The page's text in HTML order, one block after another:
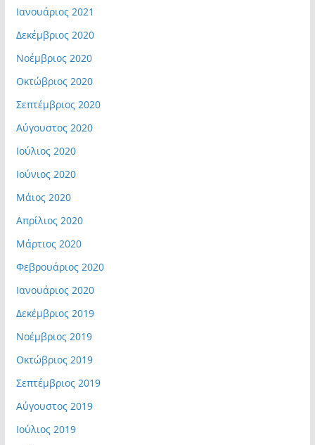
Ιανουάριος 2021
Δεκέμβριος 2020
Νοέμβριος 2020
Οκτώβριος 2020
Σεπτέμβριος 2020
Αύγουστος 2020
Ιούλιος 2020
Ιούνιος 2020
Μάιος 2020
Απρίλιος 2020
Μάρτιος 2020
Φεβρουάριος 2020
Ιανουάριος 2020
Δεκέμβριος 2019
Νοέμβριος 2019
Οκτώβριος 2019
Σεπτέμβριος 2019
Αύγουστος 2019
Ιούλιος 2019